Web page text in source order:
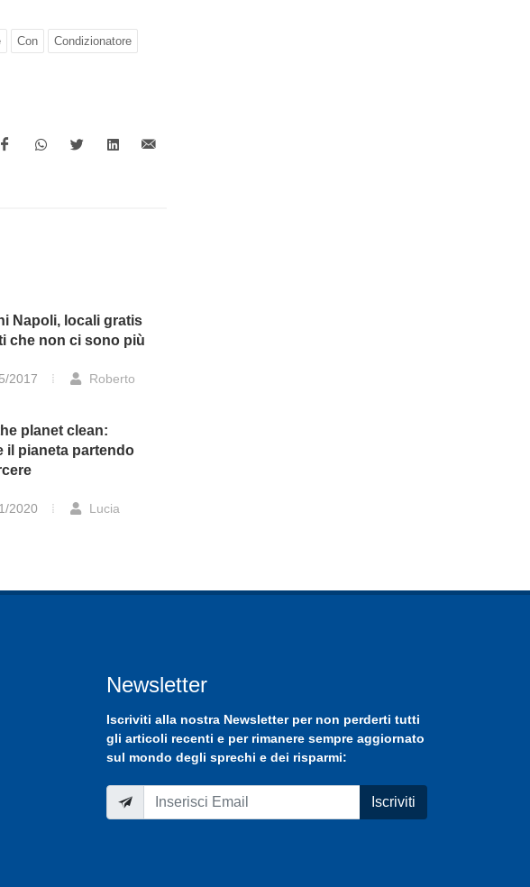
Con Condizionatore
Napoli, locali gratis
che non ci sono più
2017 Roberto
planet clean:
il pianeta partendo
2020 Lucia
Newsletter
Iscriviti alla nostra Newsletterper non perderti tutti
gli articoli recenti e per rimanere sempre aggiornato
sul mondo degli sprechi e dei risparmi:
Iscriviti